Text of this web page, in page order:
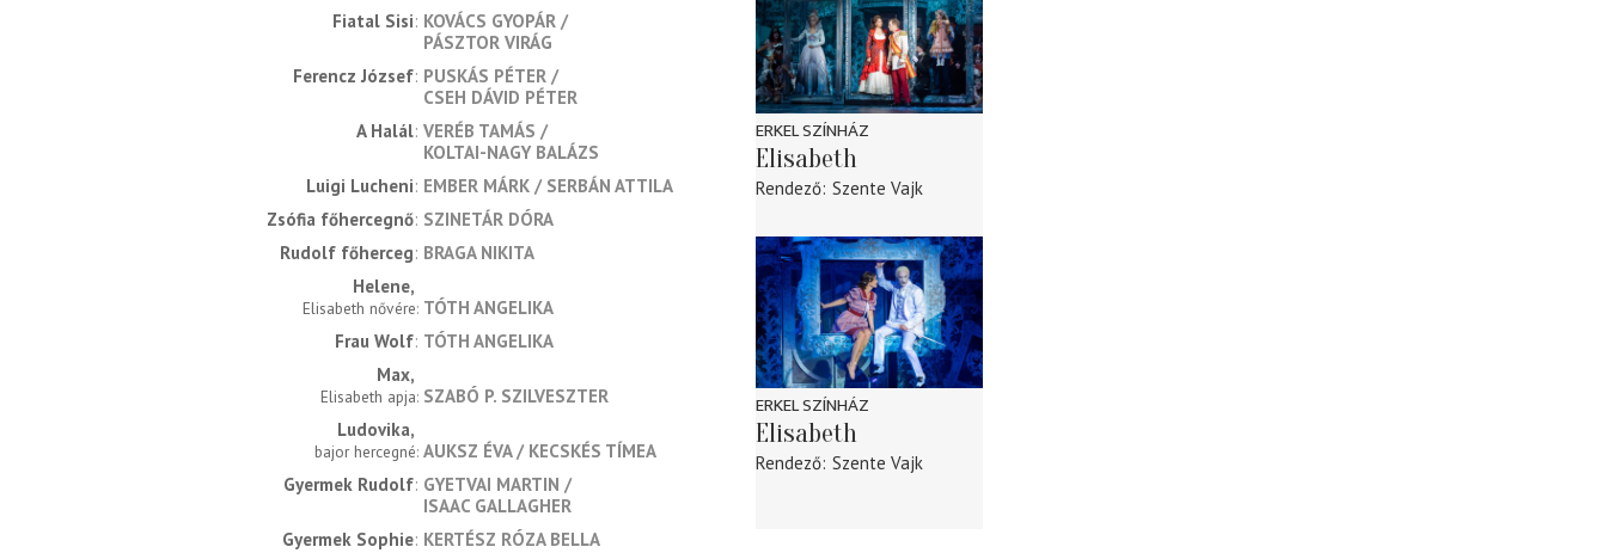
Fiatal Sisi KOVÁCS GYOPÁR
PÁSZTOR VIRÁG
Ferencz József PUSKÁS PÉTER
CSEH DÁVID PÉTER
A Halál VERÉB TAMÁS
KOLTAI-NAGY BALÁZS
Luigi Lucheni EMBER MÁRK
SERBÁN ATTILA
Zsófia főhercegnő SZINETÁR DÓRA
Rudolf főherceg BRAGA NIKITA
Helene
Elisabeth nővére TÓTH ANGELIKA
Frau Wolf TÓTH ANGELIKA
Max
Elisabeth apja SZABÓ P. SZILVESZTER
Ludovika
bajor hercegné AUKSZ ÉVA
KECSKÉS TÍMEA
Gyermek Rudolf GYETVAI MARTIN
ISAAC GALLAGHER
Gyermek Sophie KERTÉSZ RÓZA BELLA
ERKEL SZÍNHÁZ
Elisabeth
Rendező Szente Vajk
ERKEL SZÍNHÁZ
Elisabeth
Rendező Szente Vajk